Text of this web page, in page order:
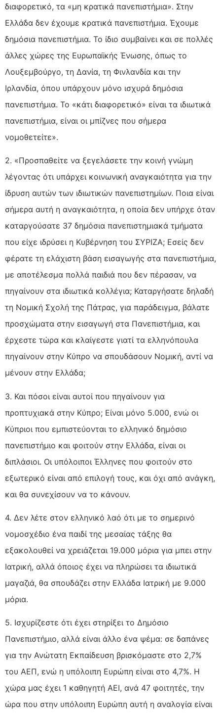
διαφορετικό, τα «μη κρατικά πανεπιστήμια». Στην
Ελλάδα δεν έχουμε κρατικά πανεπιστήμια. Έχουμε
δημόσια πανεπιστήμια. Το ίδιο συμβαίνει και σε πολλές
άλλες χώρες της Ευρωπαϊκής Ένωσης, όπως το
Λουξεμβούργο, τη Δανία, τη Φινλανδία και την
Ιρλανδία, όπου υπάρχουν μόνο ισχυρά δημόσια
πανεπιστήμια. Το «κάτι διαφορετικό» είναι τα ιδιωτικά
πανεπιστήμια, είναι οι μπίζνες που σήμερα
νομοθετείτε».
2. «Προσπαθείτε να ξεγελάσετε την κοινή γνώμη
λέγοντας ότι υπάρχει κοινωνική αναγκαιότητα για την
ίδρυση αυτών των ιδιωτικών πανεπιστημίων. Ποια είναι
σήμερα αυτή η αναγκαιότητα, η οποία δεν υπήρχε όταν
καταργούσατε 37 δημόσια πανεπιστημιακά τμήματα
που είχε ιδρύσει η Κυβέρνηση του ΣΥΡΙΖΑ; Εσείς δεν
φέρατε τη ελάχιστη βάση εισαγωγής στα πανεπιστήμια,
με αποτέλεσμα πολλά παιδιά που δεν πέρασαν, να
πηγαίνουν στα ιδιωτικά κολλέγια; Καταργήσατε δηλαδή
τη Νομική Σχολή της Πάτρας, για παράδειγμα, βάλατε
προσχώματα στην εισαγωγή στα Πανεπιστήμια, και
έρχεστε τώρα και κλαίγεστε γιατί τα ελληνόπουλα
πηγαίνουν στην Κύπρο να σπουδάσουν Νομική, αντί να
μένουν στην Ελλάδα;
3. Και πόσοι είναι αυτοί που πηγαίνουν για
προπτυχιακά στην Κύπρο; Είναι μόνο 5.000, ενώ οι
Κύπριοι που εμπιστεύονται το ελληνικό δημόσιο
πανεπιστήμιο και φοιτούν στην Ελλάδα, είναι οι
διπλάσιοι. Οι υπόλοιποι Έλληνες που φοιτούν στο
εξωτερικό είναι από επιλογή τους, και όχι από ανάγκη,
και θα συνεχίσουν να το κάνουν.
4. Δεν λέτε στον ελληνικό λαό ότι με το σημερινό
νομοσχέδιο ένα παιδί της μεσαίας τάξης θα
εξακολουθεί να χρειάζεται 19.000 μόρια για μπει στην
Ιατρική, αλλά όποιος έχει να πληρώσει τα ιδιωτικά
μαγαζιά, θα σπουδάζει στην Ελλάδα Ιατρική με 9.000
μόρια.
5. Ισχυρίζεστε ότι έχει στηρίξει το Δημόσιο
Πανεπιστήμιο, αλλά είναι άλλο ένα ψέμα: σε δαπάνες
για την Ανώτατη Εκπαίδευση βρισκόμαστε στο 2,7%
του ΑΕΠ, ενώ η υπόλοιπη Ευρώπη είναι στο 4,7%. Η
χώρα μας έχει 1 καθηγητή ΑΕΙ, ανά 47 φοιτητές, την
ώρα που στην υπόλοιπη Ευρώπη αυτή η αναλογία είναι